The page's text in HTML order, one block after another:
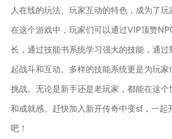
人在线的玩法、玩家互动的特色，成为了玩
在这个游戏中，玩家们可以通过VIP顶赞
长，通过技能书系统学习强大的技能，通
起战斗和互动。多样的技能系统更是为玩
挑战。无论是新手还是老玩家，都能在这
和成就感。赶快加入新开传奇中变sf，一起
吧！